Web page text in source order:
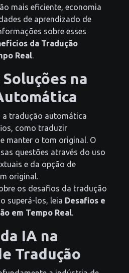
mais eficiente, economia
de aprendizado de
sobre esses
da Tradução
Real
na
a tradução automática
como traduzir
manter o tom original. O
questões através do uso
e da opção de
original.
os desafios da tradução
superá-los, leia Desafios e
em Tempo Real
IA na
Tradução